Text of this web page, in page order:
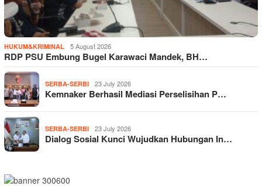
HUKUM&KRIMINAL 5 August 2026
RDP PSU Embung Bugel Karawaci Mandek, BH…
SERBA-SERBI 23 July 2026
Kemnaker Berhasil Mediasi Perselisihan P…
SERBA-SERBI 23 July 2026
Dialog Sosial Kunci Wujudkan Hubungan In…